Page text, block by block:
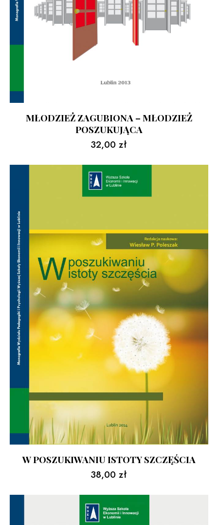
MŁODZIEŻ ZAGUBIONA – MŁODZIEŻ
POSZUKUJĄCA
32,00 zł
W POSZUKIWANIU ISTOTY SZCZĘŚCIA
38,00 zł